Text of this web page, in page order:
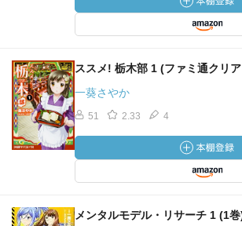
ススメ! 栃木部 1 (ファミ通クリ
一葵さやか
51 2.33 4
メンタルモデル・リサーチ 1 (1